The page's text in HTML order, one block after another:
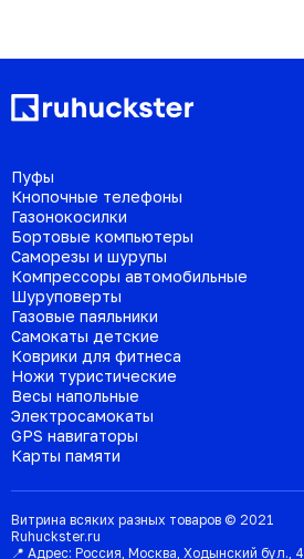
Пуфы
Кнопочные телефоны
Газонокосилки
Бортовые компьютеры
Саморезы и шурупы
Компрессоры автомобильные
Шуруповерты
Газовые паяльники
Самокаты детские
Коврики для фитнеса
Ножи туристические
Весы напольные
Электросамокаты
GPS навигаторы
Карты памяти
Витрина всяких разных товаров © 2021
Ruhuckster.ru
📍 Адрес: Россия Москва Ходынский бул., 4